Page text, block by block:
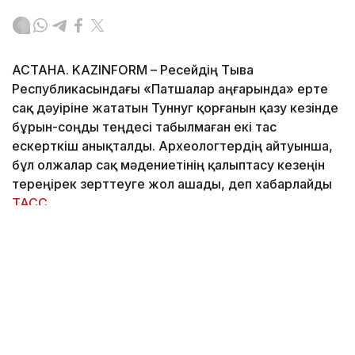
АСТАНА. KAZINFORM – Ресейдің Тыва
Республикасындағы «Патшалар аңғарында» ерте
сақ дәуіріне жататын Туннуг қорғанын қазу кезінде
бұрын-соңды теңдесі табылмаған екі тас
ескерткіш анықталды. Археологтердің айтуынша,
бұл олжалар сақ мәдениетінің қалыптасу кезеңін
тереңірек зерттеуге жол ашады, деп хабарлайды
ТАСС